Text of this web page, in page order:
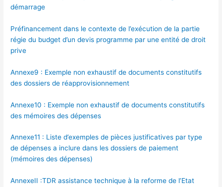
démarrage
Préfinancement dans le contexte de l’exécution de la partie
régie du budget d’un devis programme par une entité de droit
prive
Annexe9 : Exemple non exhaustif de documents constitutifs
des dossiers de réapprovisionnement
Annexe10 : Exemple non exhaustif de documents constitutifs
des mémoires des dépenses
Annexe11 : Liste d’exemples de pièces justificatives par type
de dépenses a inclure dans les dossiers de paiement
(mémoires des dépenses)
AnnexeII :TDR assistance technique à la reforme de l’Etat